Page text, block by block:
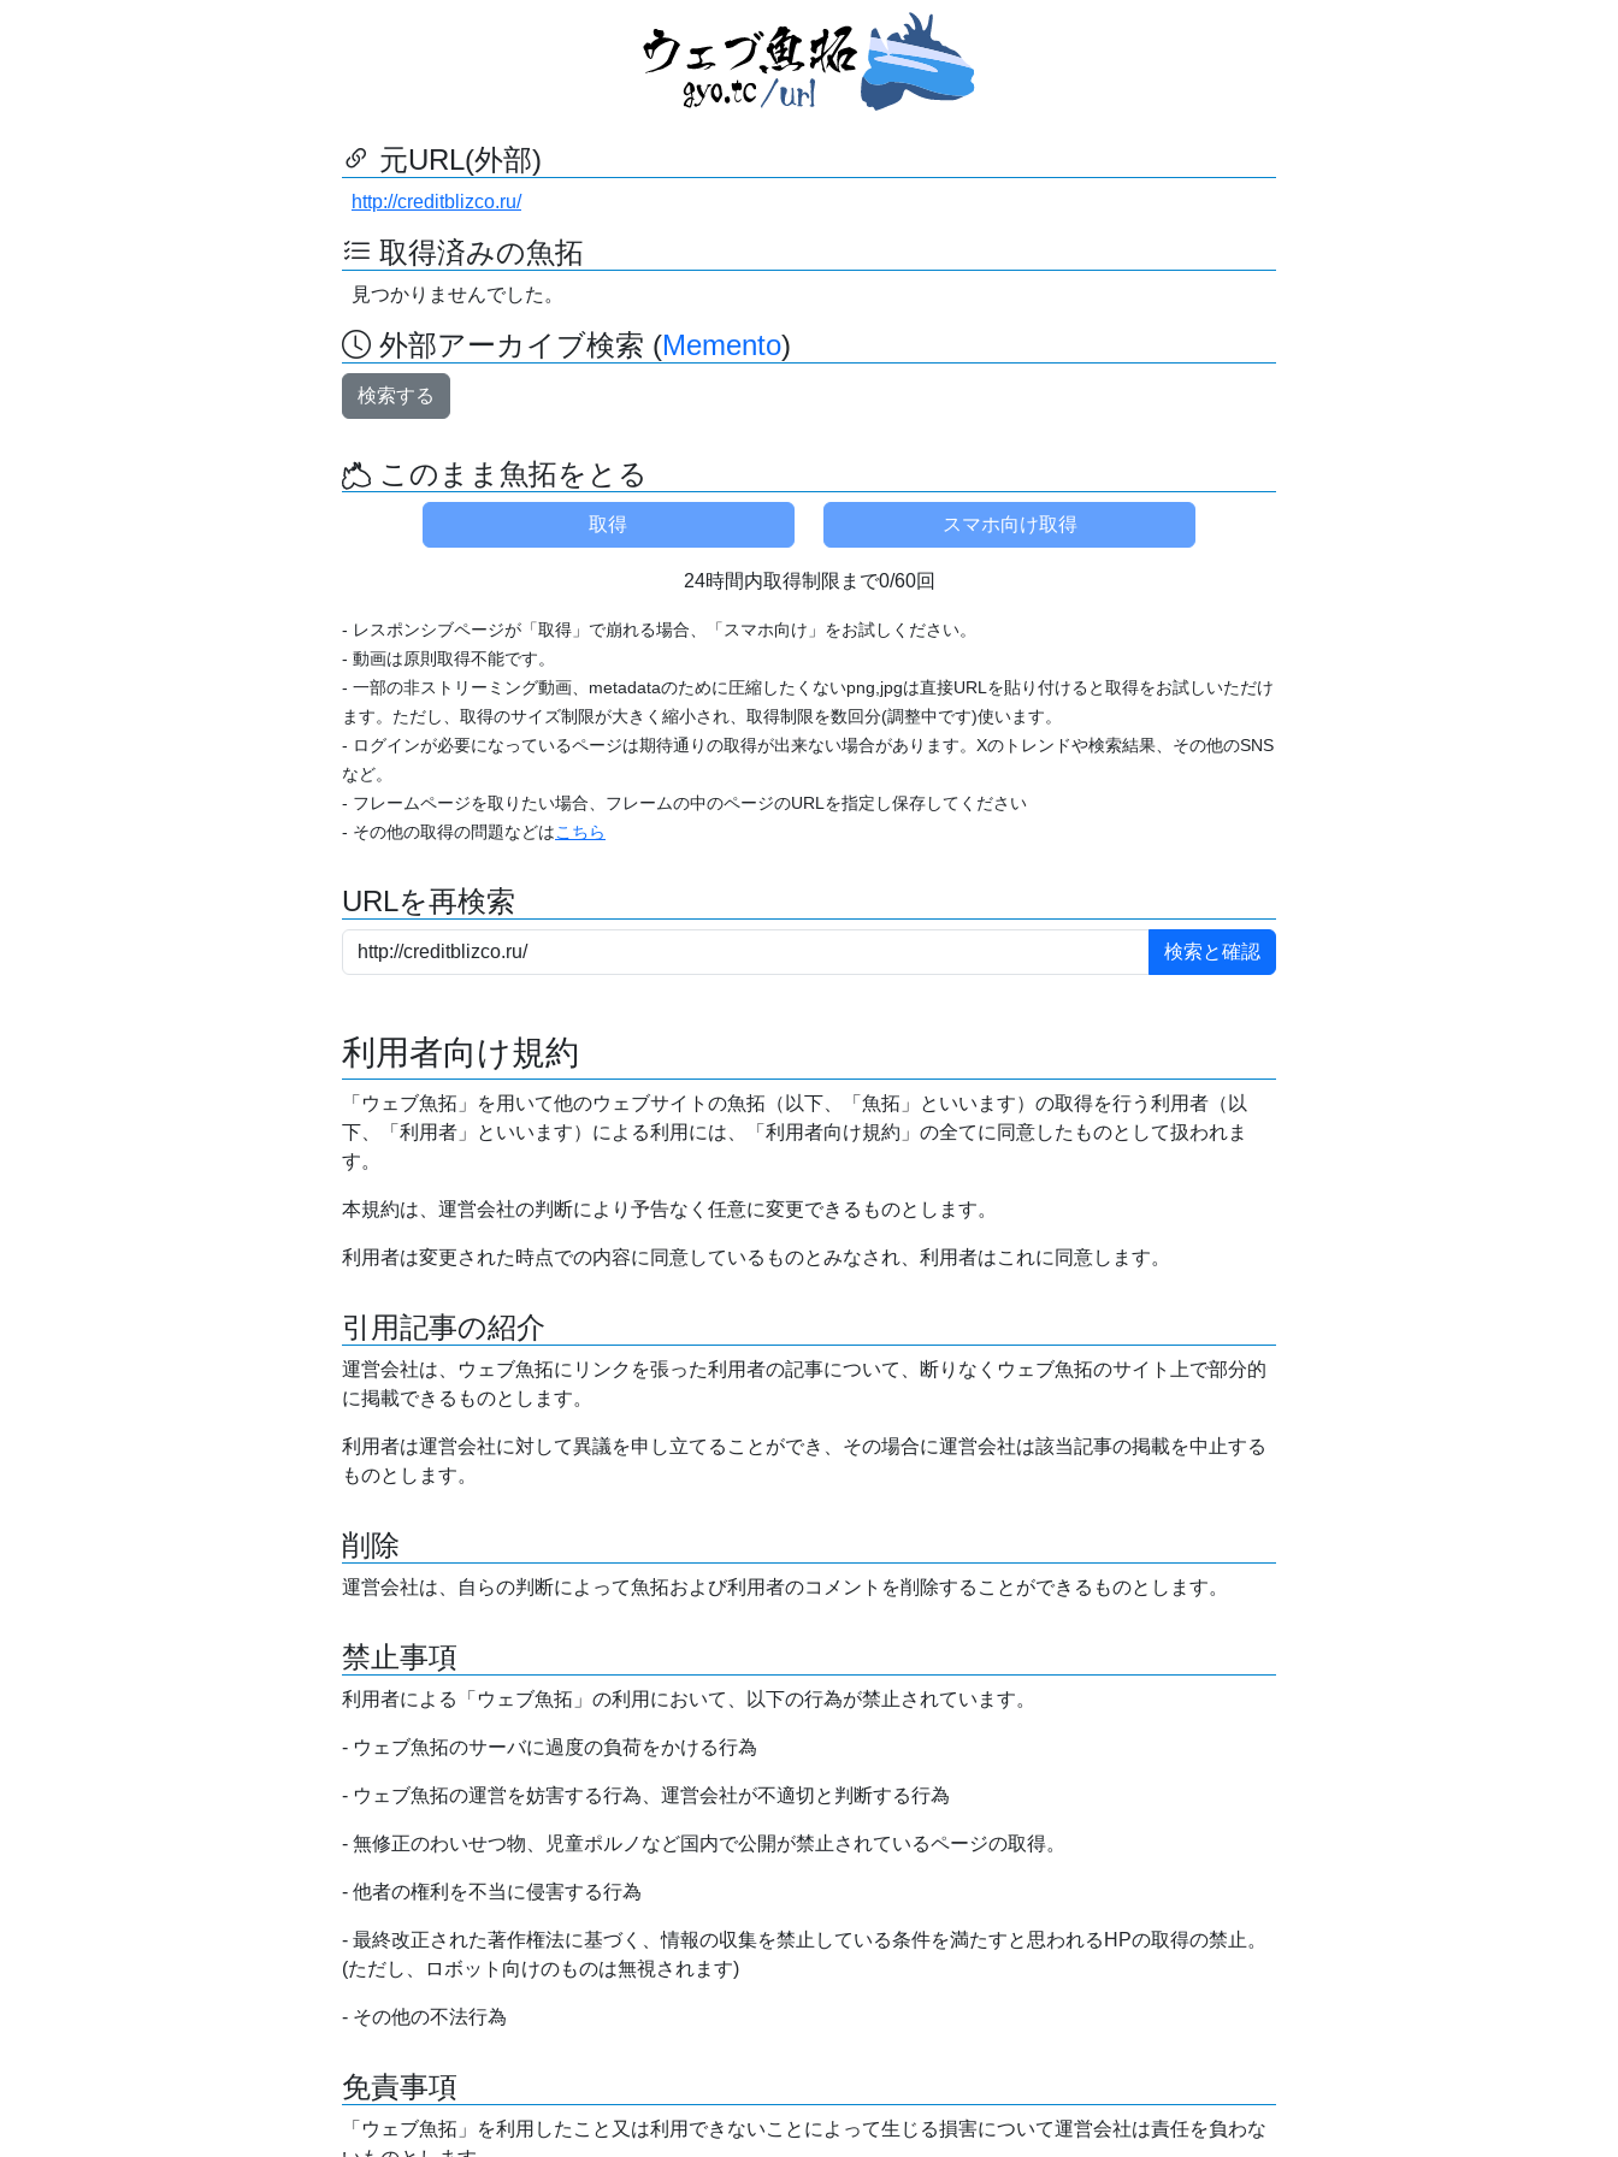
元URL(外部)
http://creditblizco.ru/
取得済みの魚拓
見つかりませんでした。
外部アーカイブ検索 (Memento)
検索する
このまま魚拓をとる
24時間内取得制限まで0/60回
- レスポンシブページが「取得」で崩れる場合、「スマホ向け」をお試しください。
- 動画は原則取得不能です。
- 一部の非ストリーミング動画、metadataのために圧縮したくないpng,jpgは直接URLを貼り付けると取得をお試しいただけ
ます。ただし、取得のサイズ制限が大きく縮小され、取得制限を数回分(調整中です)使います。
- ログインが必要になっているページは期待通りの取得が出来ない場合があります。Xのトレンドや検索結果、その他のSNS
など。
- フレームページを取りたい場合、フレームの中のページのURLを指定し保存してください
- その他の取得の問題などはこちら
URLを再検索
利用者向け規約
「ウェブ魚拓」を用いて他のウェブサイトの魚拓（以下、「魚拓」といいます）の取得を行う利用者（以
下、「利用者」といいます）による利用には、「利用者向け規約」の全てに同意したものとして扱われま
す。
本規約は、運営会社の判断により予告なく任意に変更できるものとします。
利用者は変更された時点での内容に同意しているものとみなされ、利用者はこれに同意します。
引用記事の紹介
運営会社は、ウェブ魚拓にリンクを張った利用者の記事について、断りなくウェブ魚拓のサイト上で部分的
に掲載できるものとします。
利用者は運営会社に対して異議を申し立てることができ、その場合に運営会社は該当記事の掲載を中止する
ものとします。
削除
運営会社は、自らの判断によって魚拓および利用者のコメントを削除することができるものとします。
禁止事項
利用者による「ウェブ魚拓」の利用において、以下の行為が禁止されています。
- ウェブ魚拓のサーバに過度の負荷をかける行為
- ウェブ魚拓の運営を妨害する行為、運営会社が不適切と判断する行為
- 無修正のわいせつ物、児童ポルノなど国内で公開が禁止されているページの取得。
- 他者の権利を不当に侵害する行為
- 最終改正された著作権法に基づく、情報の収集を禁止している条件を満たすと思われるHPの取得の禁止。
(ただし、ロボット向けのものは無視されます)
- その他の不法行為
免責事項
「ウェブ魚拓」を利用したこと又は利用できないことによって生じる損害について運営会社は責任を負わな